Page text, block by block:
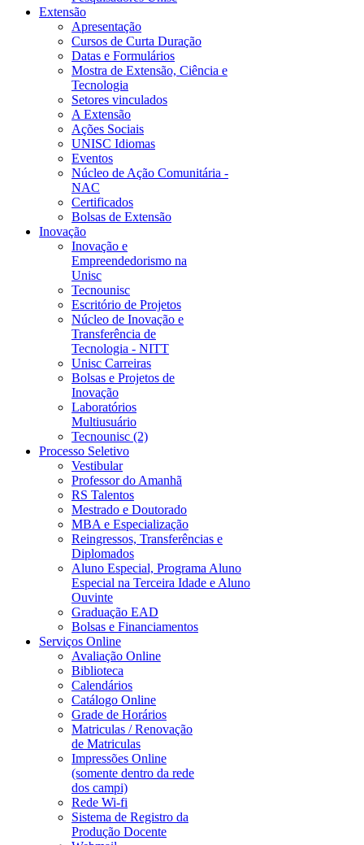
Extensão
Apresentação
Cursos de Curta Duração
Datas e Formulários
Mostra de Extensão, Ciência e
Tecnologia
Setores vinculados
A Extensão
Ações Sociais
UNISC Idiomas
Eventos
Núcleo de Ação Comunitária -
NAC
Certificados
Bolsas de Extensão
Inovação
Inovação e
Empreendedorismo na
Unisc
Tecnounisc
Escritório de Projetos
Núcleo de Inovação e
Transferência de
Tecnologia - NITT
Unisc Carreiras
Bolsas e Projetos de
Inovação
Laboratórios
Multiusuário
Tecnounisc (2)
Processo Seletivo
Vestibular
Professor do Amanhã
RS Talentos
Mestrado e Doutorado
MBA e Especialização
Reingressos, Transferências e
Diplomados
Aluno Especial, Programa Aluno
Especial na Terceira Idade e Aluno
Ouvinte
Graduação EAD
Bolsas e Financiamentos
Serviços Online
Avaliação Online
Biblioteca
Calendários
Catálogo Online
Grade de Horários
Matriculas / Renovação
de Matriculas
Impressões Online
(somente dentro da rede
dos campi)
Rede Wi-fi
Sistema de Registro da
Produção Docente